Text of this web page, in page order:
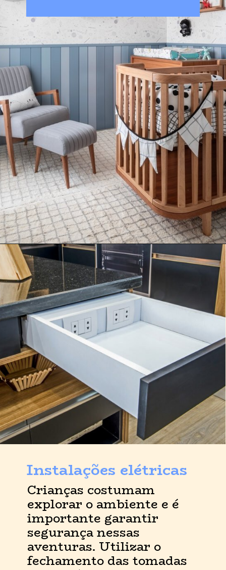
Instalações elétricas
Crianças costumam
explorar o ambiente e é
importante garantir
segurança nessas
aventuras. Utilizar o
fechamento das tomadas